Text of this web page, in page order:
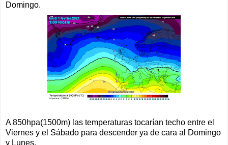
Domingo.
A 850hpa(1500m) las temperaturas tocarían techo entre el
Viernes y el Sábado para descender ya de cara al Domingo
y Lunes.